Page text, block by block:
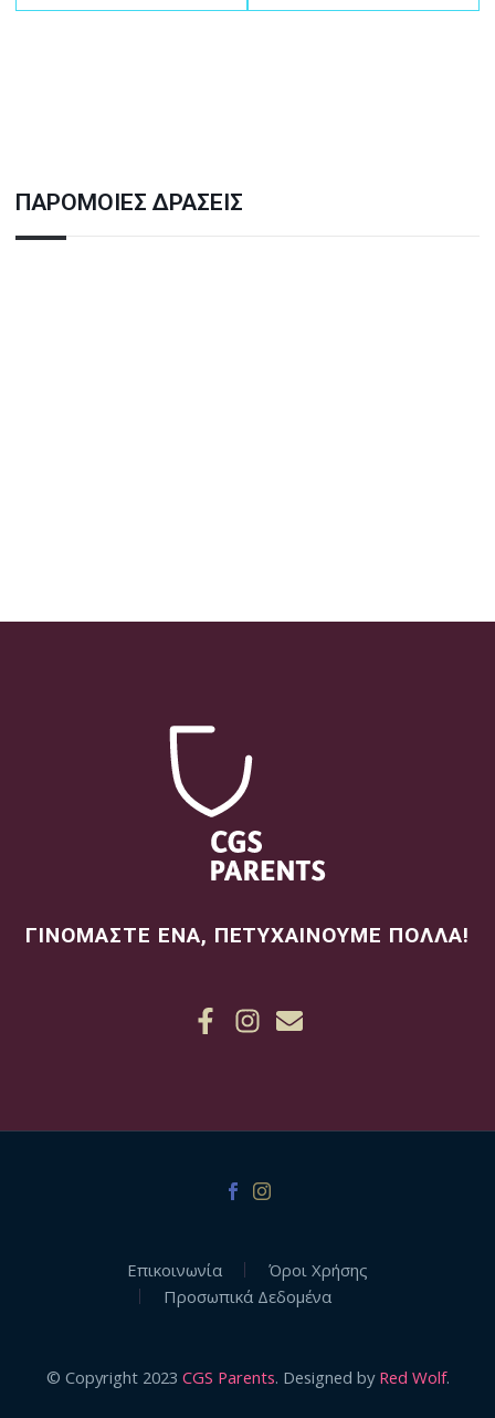
ΠΑΡΟΜΟΙΕΣ ΔΡΑΣΕΙΣ
ΓΙΝΟΜΑΣΤΕ ΕΝΑ, ΠΕΤΥΧΑΙΝΟΥΜΕ ΠΟΛΛΑ!
Επικοινωνία
Όροι Χρήσης
Προσωπικά Δεδομένα
© Copyright 2023 CGS Parents. Designed by Red Wolf.